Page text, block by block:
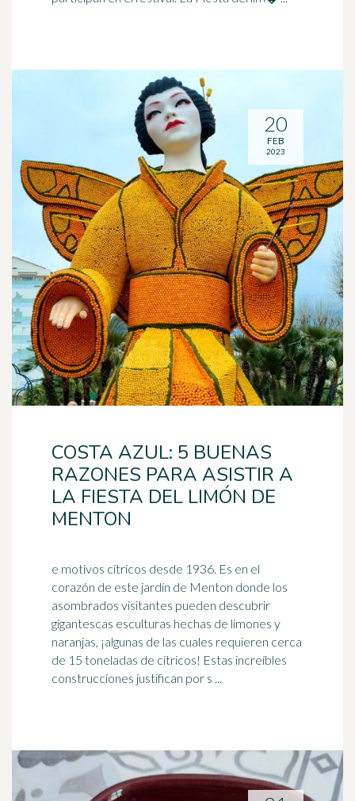
COSTA AZUL: 5 BUENAS
RAZONES PARA ASISTIR A
LA FIESTA DEL LIMÓN DE
MENTON
e motivos cítricos desde 1936. Es en el
corazón de este jardín de Menton donde los
asombrados visitantes pueden descubrir
gigantescas esculturas hechas de limones y
naranjas, ¡algunas de las cuales requieren cerca
de 15 toneladas de cítricos! Estas increíbles
construcciones justifican por s ...
20
FEB
2023